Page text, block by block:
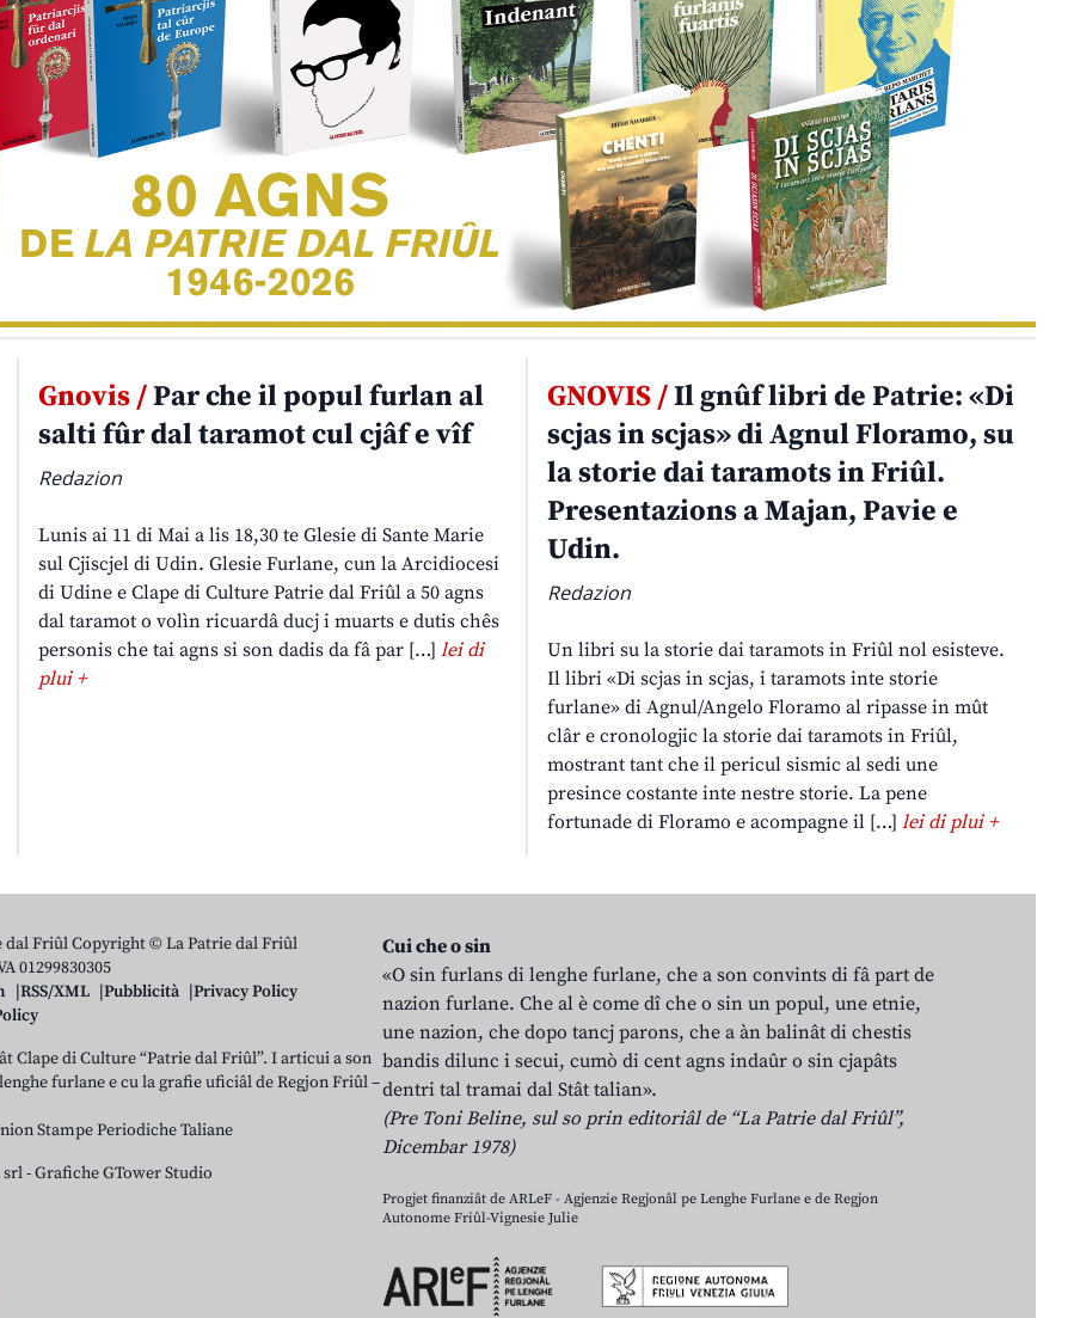
Gnovis /Par che il popul furlan al
salti fûr dal taramot cul cjâf e vîf
Redazion
Lunis ai 11 di Mai a lis 18,30 te Glesie di Sante Marie
sul Cjiscjel di Udin. Glesie Furlane, cun la Arcidiocesi
di Udine e Clape di Culture Patrie dal Friûl a 50 agns
dal taramot o volìn ricuardâ ducj i muarts e dutis chês
personis che tai agns si son dadis da fâ par […] lei di
plui +
GNOVIS /Il gnûf libri de Patrie: «Di
scjas in scjas» di Agnul Floramo, su
la storie dai taramots in Friûl.
Presentazions a Majan, Pavie e
Udin.
Redazion
Un libri su la storie dai taramots in Friûl nol esisteve.
Il libri «Di scjas in scjas, i taramots inte storie
furlane» di Agnul/Angelo Floramo al ripasse in mût
clâr e cronologjic la storie dai taramots in Friûl,
mostrant tant che il pericul sismic al sedi une
presince costante inte nestre storie. La pene
fortunade di Floramo e acompagne il […]lei di plui +
dal Friûl Copyright © La Patrie dal Friûl
01299830305
RSS/XML Pubblicità
Privacy Policy
Clape di Culture “Patrie dal Friûl”. I articui a son
furlane e cu la grafie uficiâl de Regjon Friûl –
Stampe Periodiche Taliane
srl-Grafiche GTower Studio
Cui che o sin
«O sin furlans di lenghe furlane, che a son convints di fâ part de
nazion furlane. Che al è come dî che o sin un popul, une etnie,
une nazion, che dopo tancj parons, che a àn balinât di chestis
bandis dilunc i secui, cumò di cent agns indaûr o sin cjapâts
dentri tal tramai dal Stât talian».
(Pre Toni Beline, sul so prin editoriâl de “La Patrie dal Friûl”,
Dicembar 1978)
Progjet finanziât de ARLeF - Agjenzie Regjonâl pe Lenghe Furlane e de Regjon
Autonome Friûl-Vignesie Julie